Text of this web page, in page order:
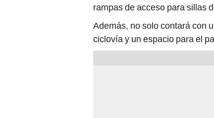
rampas de acceso para sillas
Además, no solo contará con
ciclovía y un espacio para el